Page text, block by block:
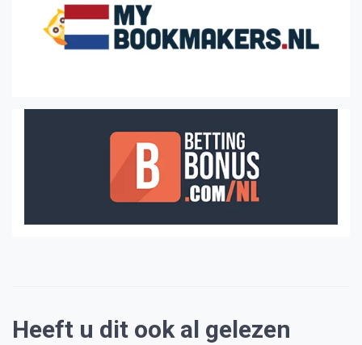
Heeft u dit ook al gelezen